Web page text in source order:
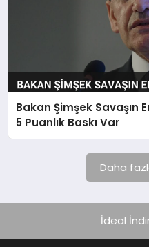
Bakan Şimşek Savaşın
5 Puanlık Baskı Var
Daha
İdeal